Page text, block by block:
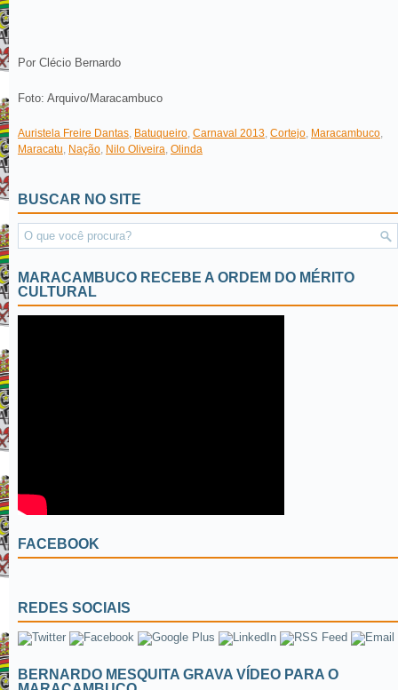
Por Clécio Bernardo
Foto: Arquivo/Maracambuco
Auristela Freire Dantas, Batuqueiro, Carnaval 2013, Cortejo, Maracambuco,
Maracatu, Nação, Nilo Oliveira, Olinda
BUSCAR NO SITE
MARACAMBUCO RECEBE A ORDEM DO MÉRITO
CULTURAL
FACEBOOK
REDES SOCIAIS
BERNARDO MESQUITA GRAVA VÍDEO PARA O